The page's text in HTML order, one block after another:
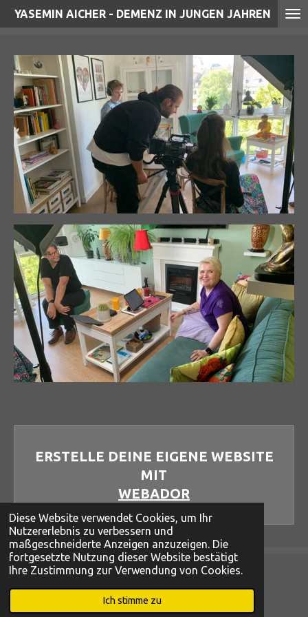
Diese Website verwendet Cookies, um Ihr
Nutzererlebnis zu verbessern und
maßgeschneiderte Anzeigen anzuzeigen. Die
fortgesetzte Nutzung dieser Website bestätigt
Ihre Zustimmung zur Verwendung von Cookies.
Ich stimme zu
Zum
springen
YASEMIN AICHER - DEMENZ IN JUNGEN JAHREN
ERSTELLE DEINE EIGENE WEBSITE
MIT
WEBADOR
Webador